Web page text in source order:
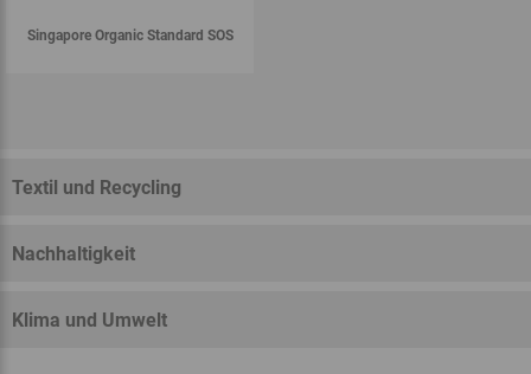
Singapore Organic Standard SOS
Textil und Recycling
Nachhaltigkeit
Klima und Umwelt